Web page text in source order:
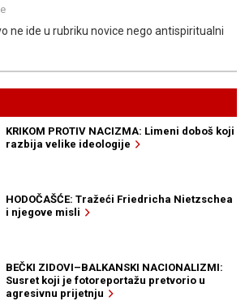
ne ide u rubriku novice nego antispiritualni
KRIKOM PROTIV NACIZMA: Limeni doboš koji
razbija velike ideologije
HODOČAŠĆE: Tražeći Friedricha Nietzschea
i njegove misli
BEČKI ZIDOVI–BALKANSKI NACIONALIZMI:
Susret koji je fotoreportažu pretvorio u
agresivnu prijetnju